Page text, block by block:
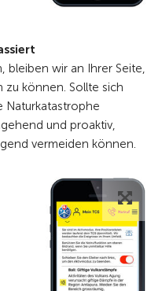
bleiben wir an Ihrer Seite,
zu können. Sollte sich
Naturkatastrophe
und proaktiv,
vermeiden können.